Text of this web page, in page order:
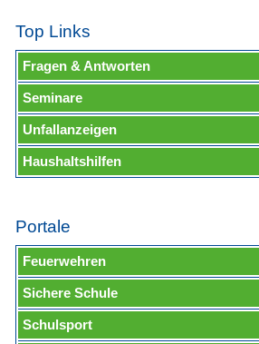
Top Links
Fragen & Antworten
Seminare
Unfallanzeigen
Haushaltshilfen
Portale
Feuerwehren
Sichere Schule
Schulsport